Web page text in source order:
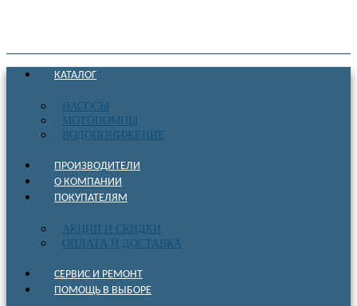
КАТАЛОГ
НАСОСЫ
МОТОПОМПЫ
ВОДОПОНИЖЕНИЕ
ПРОИЗВОДИТЕЛИ
О КОМПАНИИ
ПОКУПАТЕЛЯМ
АКЦИИ И СКИДКИ
ОПЛАТА И ДОСТАВКА
СЕРВИС И РЕМОНТ
ПОМОЩЬ В ВЫБОРЕ